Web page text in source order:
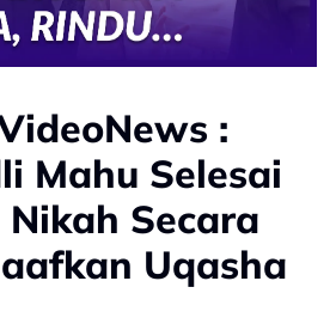
:
Mahu Selesai
Secara
Uqasha